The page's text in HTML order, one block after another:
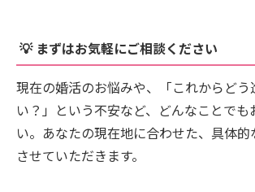
💡 まずはお気軽にご相談ください
現在の婚活のお悩みや、「これからどう
い？」という不安など、どんなことでも
い。あなたの現在地に合わせた、具体的
させていただきます。